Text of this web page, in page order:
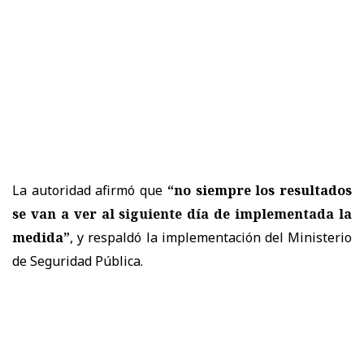
La autoridad afirmó que “no siempre los resultados
se van a ver al siguiente día de implementada la
medida”, y respaldó la implementación del Ministerio
de Seguridad Pública.